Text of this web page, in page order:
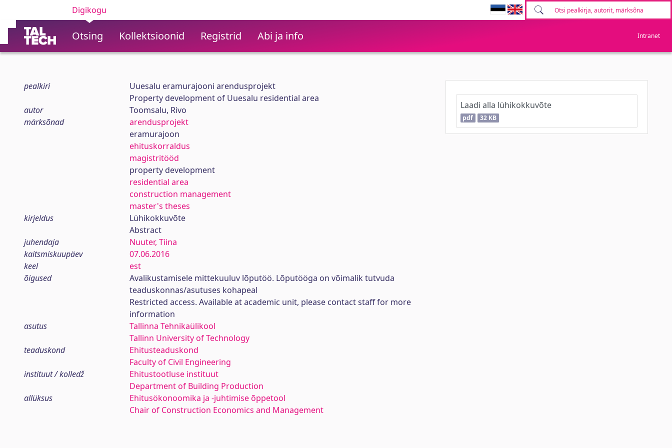
Digikogu
Otsing Kollektsioonid Registrid Abi ja info Intranet
pealkiri
Uuesalu eramurajooni arendusprojekt
Property development of Uuesalu residential area
autor
Toomsalu, Rivo
märksõnad
arendusprojekt
eramurajoon
ehituskorraldus
magistritööd
property development
residential area
construction management
master's theses
kirjeldus
Lühikokkuvõte
Abstract
juhendaja
Nuuter, Tiina
kaitsmiskuupäev
07.06.2016
keel
est
õigused
Avalikustamisele mittekuuluv lõputöö. Lõputööga on võimalik tutvuda
teaduskonnas/asutuses kohapeal
Restricted access. Available at academic unit, please contact staff for more
information
asutus
Tallinna Tehnikaülikool
Tallinn University of Technology
teaduskond
Ehitusteaduskond
Faculty of Civil Engineering
instituut / kolledž
Ehitustootluse instituut
Department of Building Production
allüksus
Ehitusökonoomika ja -juhtimise õppetool
Chair of Construction Economics and Management
Laadi alla lühikokkuvõte
pdf 32 KB